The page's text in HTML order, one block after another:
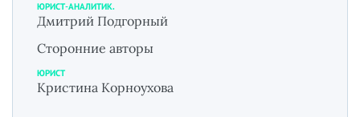
ЮРИСТ-АНАЛИТИК.
Дмитрий Подгорный
Сторонние авторы
ЮРИСТ
Кристина Корноухова